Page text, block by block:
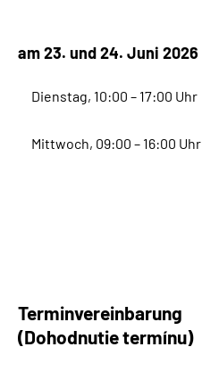
am 23. und 24. Juni 2026
Dienstag, 10:00 – 17:00 Uhr
Mittwoch, 09:00 – 16:00 Uhr
Terminvereinbarung
(Dohodnutie termínu)